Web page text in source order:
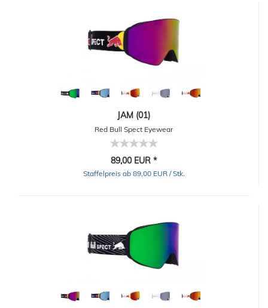
JAM (01)
Red Bull Spect Eyewear
89,00 EUR *
Staffelpreis ab 89,00 EUR / Stk.